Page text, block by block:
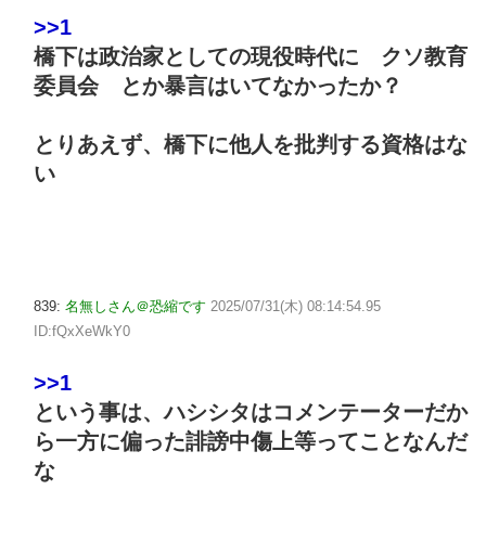
>>1
橋下は政治家としての現役時代に クソ教育
委員会 とか暴言はいてなかったか？
とりあえず、橋下に他人を批判する資格はな
い
839: 名無しさん＠恐縮です 2025/07/31(木) 08:14:54.95
ID:fQxXeWkY0
>>1
という事は、ハシシタはコメンテーターだか
ら一方に偏った誹謗中傷上等ってことなんだ
な